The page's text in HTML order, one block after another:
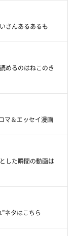
さんあるあるも
めるのはねこのき
マ＆エッセイ漫画
した瞬間の動画は
ネタはこちら